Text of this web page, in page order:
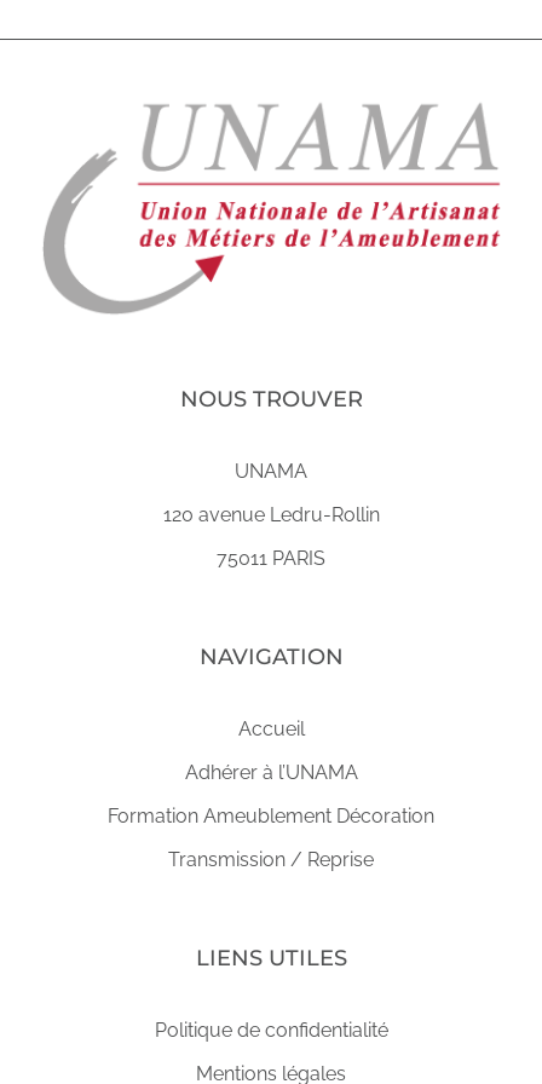
NOUS TROUVER
UNAMA
120 avenue Ledru-Rollin
75011 PARIS
NAVIGATION
Accueil
Adhérer à l’UNAMA
Formation Ameublement Décoration
Transmission / Reprise
LIENS UTILES
Politique de confidentialité
Mentions légales